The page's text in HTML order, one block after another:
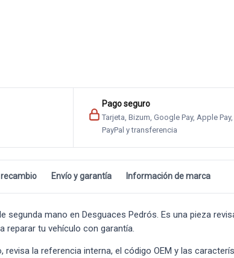
Pago seguro
Tarjeta, Bizum, Google Pay, Apple Pay,
PayPal y transferencia
recambio Envío y garantía Información de marca
segunda mano en Desguaces Pedrós. Es una pieza
reparar tu vehículo con garantía.
revisa la referencia interna, el código OEM y las